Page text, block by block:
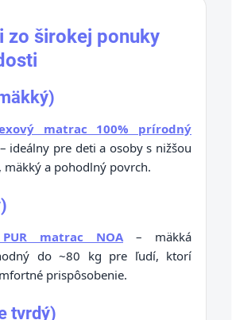
zo širokej ponuky
matrac 100% prírodný
– ideálny pre deti a osoby s nižšou
mäkký a pohodlný povrch.
matrac NOA– mäkká
do ~80 kg pre ľudí, ktorí
prispôsobenie.
tvrdý)